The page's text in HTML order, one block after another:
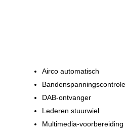
Airco automatisch
DAB-ontvanger
Lederen stuurwiel
Multimedia-voorbereiding